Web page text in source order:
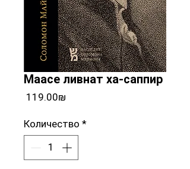
Маасе ливнат ха-саппир
‏119.00 ‏₪
Количество *